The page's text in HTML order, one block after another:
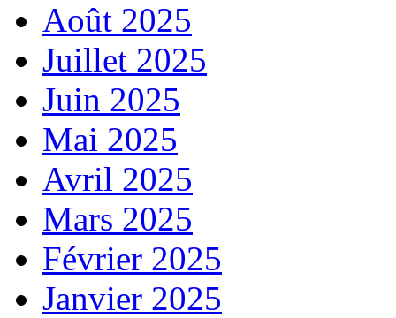
Août 2025
Juillet 2025
Juin 2025
Mai 2025
Avril 2025
Mars 2025
Février 2025
Janvier 2025